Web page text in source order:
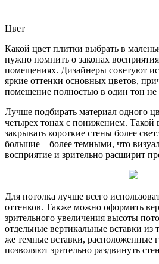
Цвет
Какой цвет плитки выбрать в
нужно помнить о законах
помещениях. Дизайнеры советуют
яркие оттенки основных цветов,
помещение полностью в один тон не
Лучше подбирать материал одного
четырех тонах с понижением. Такой
закрывать короткие стены более
большие – более темными, что
восприятие и зрительно расширит
Для потолка лучше всего
оттенков. Также можно оформить
зрительного увеличения высоты
отдельные вертикальные вставки
же темные вставки, расположенные
позволяют зрительно раздвинуть